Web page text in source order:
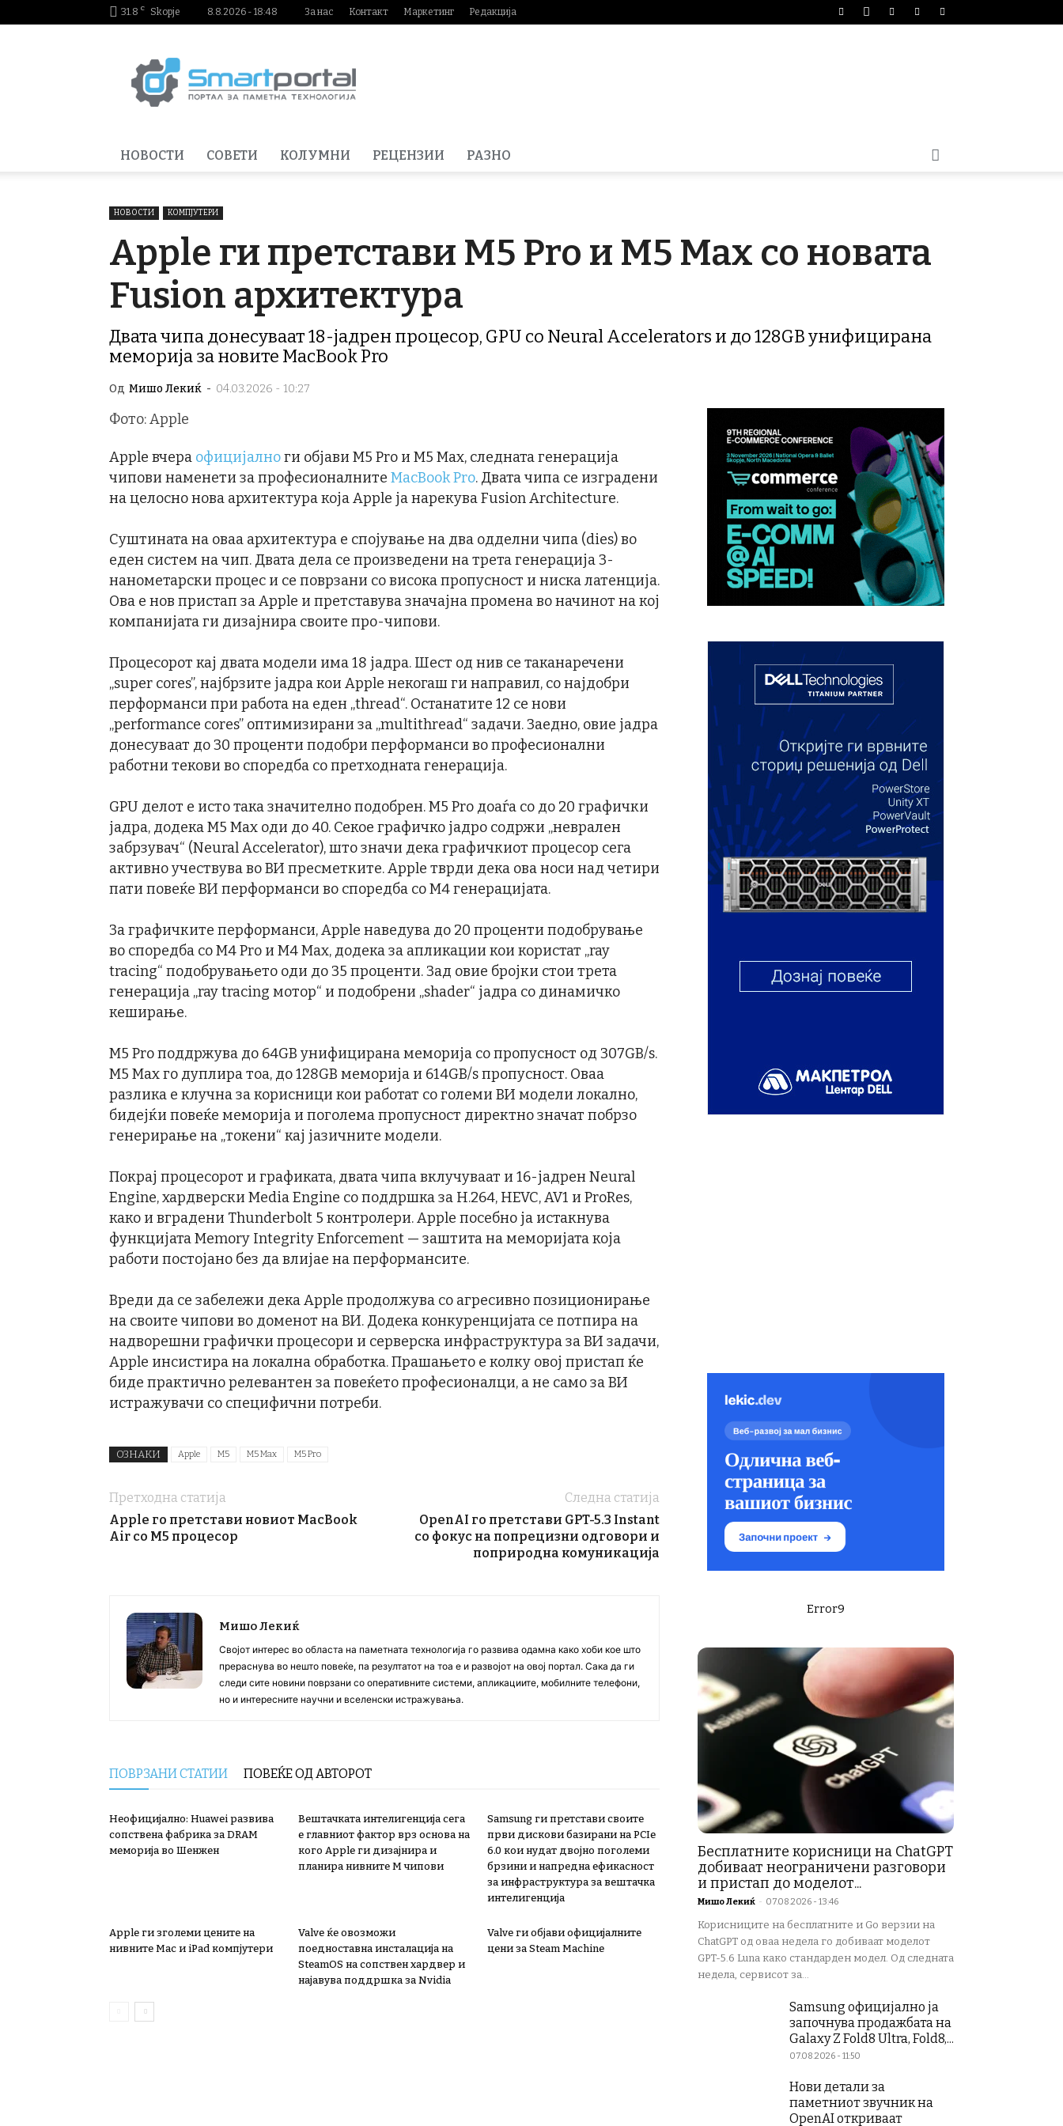
31.8 C Skopje 8.8.2026 - 18:48 За нас Контакт Маркетинг Редакција
НОВОСТИ СОВЕТИ КОЛУМНИ РЕЦЕНЗИИ РАЗНО
НОВОСТИ КОМПЈУТЕРИ
Apple ги претстави M5 Pro и M5 Max со новата
Fusion архитектура
Двата чипа донесуваат 18-јадрен процесор, GPU со Neural Accelerators и до 128GB унифицирана
меморија за новите MacBook Pro
Од Мишо Лекиќ - 04.03.2026 - 10:27
Фото: Apple
Apple вчера официјалноги објави M5 Pro и M5 Max, следната генерација
чипови наменети за професионалните MacBook Pro. Двата чипа се изградени
на целосно нова архитектура која Apple ја нарекува Fusion Architecture.
Суштината на оваа архитектура е спојување на два одделни чипа (dies) во
еден систем на чип. Двата дела се произведени на трета генерација 3-
нанометарски процес и се поврзани со висока пропусност и ниска латенција.
Ова е нов пристап за Apple и претставува значајна промена во начинот на кој
компанијата ги дизајнира своите про-чипови.
Процесорот кај двата модели има 18 јадра. Шест од нив се таканаречени
„super cores”, најбрзите јадра кои Apple некогаш ги направил, со најдобри
перформанси при работа на еден „thread“. Останатите 12 се нови
„performance cores” оптимизирани за „multithread“ задачи. Заедно, овие јадра
донесуваат до 30 проценти подобри перформанси во професионални
работни текови во споредба со претходната генерација.
GPU делот е исто така значително подобрен. M5 Pro доаѓа со до 20 графички
јадра, додека M5 Max оди до 40. Секое графичко јадро содржи „неврален
забрзувач“ (Neural Accelerator), што значи дека графичкиот процесор сега
активно учествува во ВИ пресметките. Apple тврди дека ова носи над четири
пати повеќе ВИ перформанси во споредба со M4 генерацијата.
За графичките перформанси, Apple наведува до 20 проценти подобрување
во споредба со M4 Pro и M4 Max, додека за апликации кои користат „ray
tracing“ подобрувањето оди до 35 проценти. Зад овие бројки стои трета
генерација „ray tracing мотор“ и подобрени „shader“ јадра со динамичко
кеширање.
M5 Pro поддржува до 64GB унифицирана меморија со пропусност од 307GB/s.
M5 Max го дуплира тоа, до 128GB меморија и 614GB/s пропусност. Оваа
разлика е клучна за корисници кои работат со големи ВИ модели локално,
бидејќи повеќе меморија и поголема пропусност директно значат побрзо
генерирање на „токени“ кај јазичните модели.
Покрај процесорот и графиката, двата чипа вклучуваат и 16-јадрен Neural
Engine, хардверски Media Engine со поддршка за H.264, HEVC, AV1 и ProRes,
како и вградени Thunderbolt 5 контролери. Apple посебно ја истакнува
функцијата Memory Integrity Enforcement — заштита на меморијата која
работи постојано без да влијае на перформансите.
Вреди да се забележи дека Apple продолжува со агресивно позиционирање
на своите чипови во доменот на ВИ. Додека конкуренцијата се потпира на
надворешни графички процесори и серверска инфраструктура за ВИ задачи,
Apple инсистира на локална обработка. Прашањето е колку овој пристап ќе
биде практично релевантен за повеќето професионалци, а не само за ВИ
истражувачи со специфични потреби.
ОЗНАКИ Apple M5 M5 Max M5 Pro
Претходна статија
Apple го претстави новиот MacBook
Air со M5 процесор
Следна статија
OpenAI го претстави GPT-5.3 Instant
со фокус на попрецизни одговори и
поприродна комуникација
Мишо Лекиќ
Својот интерес во областа на паметната технологија го развива одамна како хоби кое што
прераснува во нешто повеќе, па резултатот на тоа е и развојот на овој портал. Сака да ги
следи сите новини поврзани со оперативните системи, апликациите, мобилните телефони,
но и интересните научни и вселенски истражувања.
ПОВРЗАНИ СТАТИИ ПОВЕЌЕ ОД АВТОРОТ
Неофицијално: Huawei развива
сопствена фабрика за DRAM
меморија во Шенжен
Вештачката интелигенција сега
е главниот фактор врз основа на
кого Apple ги дизајнира и
планира нивните М чипови
Samsung ги претстави своите
први дискови базирани на PCIe
6.0 кои нудат двојно поголеми
брзини и напредна ефикасност
за инфраструктура за вештачка
интелигенција
Apple ги зголеми цените на
нивните Mac и iPad компјутери
Valve ќе овозможи
поедноставна инсталација на
SteamOS на сопствен хардвер и
најавува поддршка за Nvidia
Valve ги објави официјалните
цени за Steam Machine
Error9
Бесплатните корисници на ChatGPT
добиваат неограничени разговори
и пристап до моделот...
Мишо Лекиќ - 07.08.2026 - 13:46
Корисниците на бесплатните и Go верзии на
ChatGPT од оваа недела го добиваат моделот
GPT-5.6 Luna како стандарден модел. Од следната
недела, сервисот за...
Samsung официјално ја
започнува продажбата на
Galaxy Z Fold8 Ultra, Fold8,...
07.08.2026 - 11:50
Нови детали за
паметниот звучник на
OpenAI откриваат